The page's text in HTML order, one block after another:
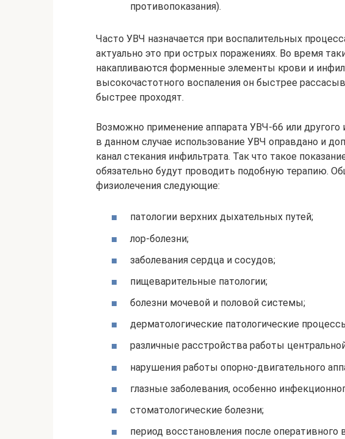
противопоказания).
Часто УВЧ назначается при воспалительных
актуально это при острых поражениях. Во время
накапливаются форменные элементы крови и
высокочастотного воспаления он быстрее
быстрее проходят.
Возможно применение аппарата УВЧ-66 или другого
в данном случае использование УВЧ оправдано и
канал стекания инфильтрата. Так что такое
обязательно будут проводить подобную терапию.
физиолечения следующие:
патологии верхних дыхательных путей;
лор-болезни;
заболевания сердца и сосудов;
пищеварительные патологии;
болезни мочевой и половой системы;
дерматологические патологические
различные расстройства работы
нарушения работы опорно-двигательного
глазные заболевания, особенно
стоматологические болезни;
период восстановления после оперативного